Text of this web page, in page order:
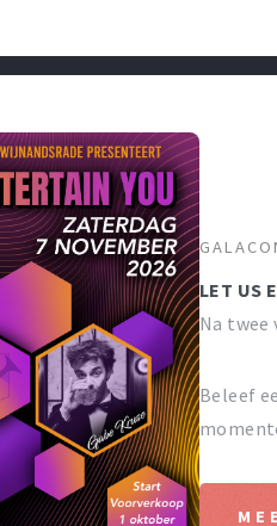
LET US
Na
Beleef